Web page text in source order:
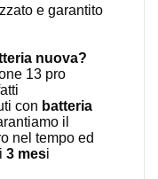
e garantito
nuova?
13 pro
con batteria
il
nel tempo ed
3 mesi